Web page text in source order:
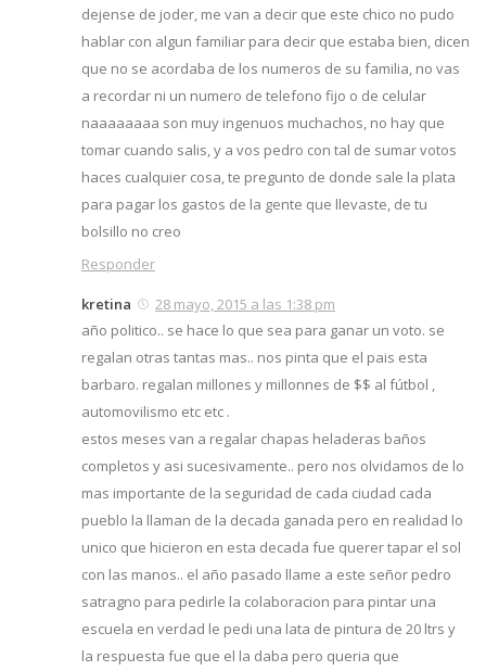
dejense de joder, me van a decir que este chico no pudo
hablar con algun familiar para decir que estaba bien, dicen
que no se acordaba de los numeros de su familia, no vas
a recordar ni un numero de telefono fijo o de celular
naaaaaaaa son muy ingenuos muchachos, no hay que
tomar cuando salis, y a vos pedro con tal de sumar votos
haces cualquier cosa, te pregunto de donde sale la plata
para pagar los gastos de la gente que llevaste, de tu
bolsillo no creo
Responder
kretina
28 mayo, 2015 a las 1:38 pm
año politico.. se hace lo que sea para ganar un voto. se
regalan otras tantas mas.. nos pinta que el pais esta
barbaro. regalan millones y millonnes de $$ al fútbol ,
automovilismo etc etc .
estos meses van a regalar chapas heladeras baños
completos y asi sucesivamente.. pero nos olvidamos de lo
mas importante de la seguridad de cada ciudad cada
pueblo la llaman de la decada ganada pero en realidad lo
unico que hicieron en esta decada fue querer tapar el sol
con las manos.. el año pasado llame a este señor pedro
satragno para pedirle la colaboracion para pintar una
escuela en verdad le pedi una lata de pintura de 20 ltrs y
la respuesta fue que el la daba pero queria que